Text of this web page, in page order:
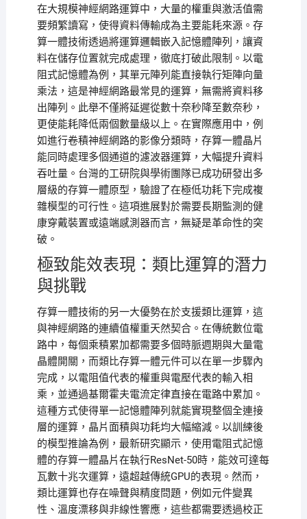
在大規模神經網路運算中，大量的權重與激活值需
要頻繁讀寫，使得資料傳輸成為主要能耗來源。存
算一體技術透過將運算邏輯嵌入記憶體陣列，讓資
料在儲存位置就完成處理，徹底打破此限制。以電
阻式記憶體為例，其單元陣列能直接執行矩陣向量
乘法，這是神經網路最常見的運算，無需將資料移
出陣列。此舉不僅將延遲從數十奈秒降至數奈秒，
更使能耗降低兩個數量級以上。在實際應用中，例
如進行卷積神經網路的影像分類時，存算一體晶片
能同時處理多個通道的濾波器運算，大幅提升資料
吞吐量。台灣的工研院與學術團隊已成功研發出多
層級的存算一體原型，驗證了在極低功耗下完成複
雜模型的可行性。這項進展對於需要長期監測的健
康穿戴裝置或遠端感測器而言，無疑是革命性的突
破。
極致能效表現：類比運算的潛力
與挑戰
存算一體技術的另一大優勢在於支援類比運算，這
與神經網路的連續值權重天然契合。在傳統數位電
路中，每個乘積累加都需要多個時脈週期與大量電
晶體開關，而類比存算一體元件可以在單一步驟內
完成，以電阻值代表的權重與電壓代表的輸入相
乘，並通過基爾霍夫電流定律直接在電路中累加。
這種方式使得單一記憶體陣列就能實現整個全連接
層的運算，晶片面積與功耗均大幅縮減。以訓練後
的模型推論為例，最新研究顯示，使用電阻式記憶
體的存算一體晶片在執行ResNet-50時，能效可達每
瓦數十兆次運算，遠超越傳統GPU的表現。然而，
類比運算也存在噪聲與精度問題，例如元件變異
性、溫度漂移與非線性響應，這些都需要透過校正